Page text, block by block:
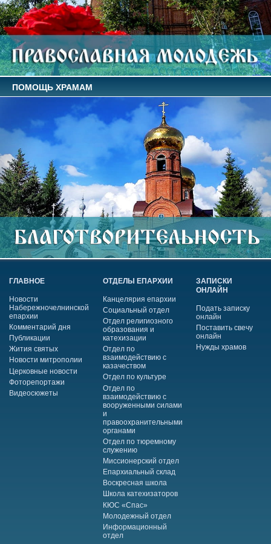
ПОМОЩЬ ХРАМАМ
ГЛАВНОЕ
Новости
Набережночелнинской
епархии
Комментарий дня
Публикации
Жития святых
Новости митрополии
Церковные новости
Фоторепортажи
Видеосюжеты
ОТДЕЛЫ ЕПАРХИИ
Канцелярия епархии
Социальный отдел
Отдел религиозного
образования и
катехизации
Отдел по
взаимодействию с
казачеством
Отдел по культуре
Отдел по
взаимодействию с
вооруженными силами
и
правоохранительными
органами
Отдел по тюремному
служению
Миссионерский отдел
Епархиальный склад
Воскресная школа
Школа катехизаторов
КЮС «Спас»
Молодежный отдел
Информационный
отдел
ЗАПИСКИ
ОНЛАЙН
Подать записку
онлайн
Поставить свечу
онлайн
Нужды храмов